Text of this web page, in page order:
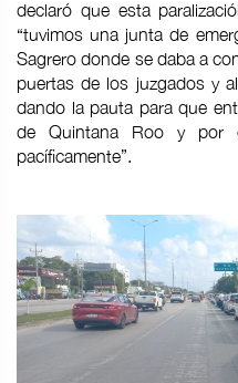
declaró que esta
“tuvimos una junta de
Sagrero donde se daba a
puertas de los juzgados y
dando la pauta para que
de Quintana Roo y por
pacíficamente”.